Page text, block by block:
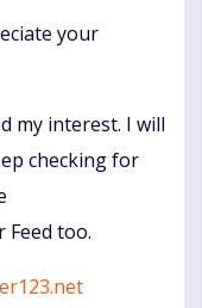
your
my interest. I will
checking for
Feed too.